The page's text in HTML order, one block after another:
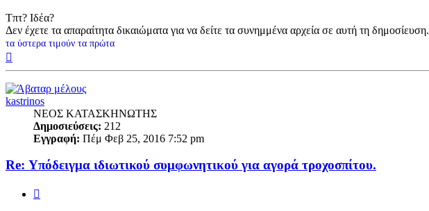
Τπτ? Ιδέα?
Δεν έχετε τα απαραίτητα δικαιώματα για να δείτε τα συνημμένα αρχεία σε αυτή τη δημοσίευση.
τα ύστερα τιμούν τα πρώτα
kastrinos
ΝΕΟΣ ΚΑΤΑΣΚΗΝΩΤΗΣ
Δημοσιεύσεις: 212
Εγγραφή: Πέμ Φεβ 25, 2016 7:52 pm
Re: Υπόδειγμα ιδιωτικού συμφωνητικoύ για αγορά τροχοσπίτου.